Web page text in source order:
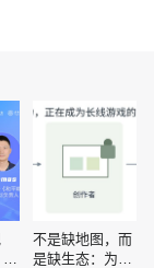
不是缺地图，而
是缺生态：为什